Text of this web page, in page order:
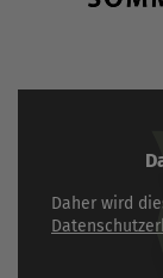
Daher wird